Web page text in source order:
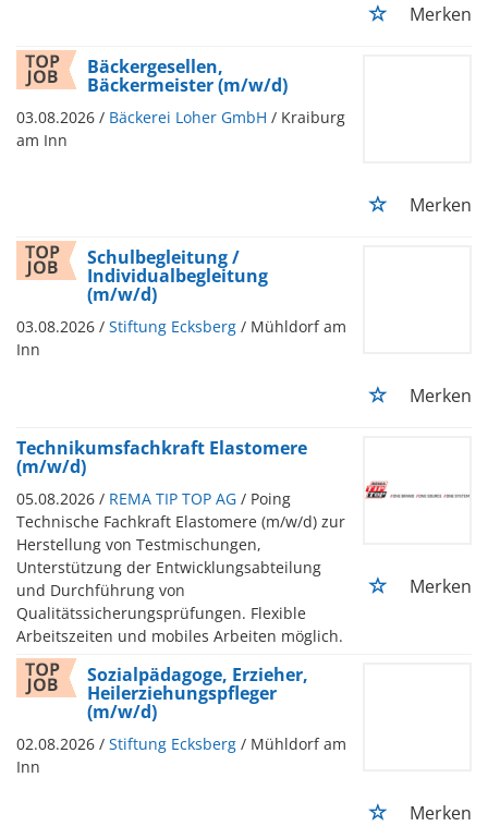
Merken
Bäckergesellen,
Bäckermeister (m/w/d)
03.08.2026 / Bäckerei Loher GmbH / Kraiburg
am Inn
Merken
Schulbegleitung /
Individualbegleitung
(m/w/d)
03.08.2026 / Stiftung Ecksberg / Mühldorf am
Inn
Merken
Technikumsfachkraft Elastomere
(m/w/d)
05.08.2026 / REMA TIP TOP AG / Poing
Technische Fachkraft Elastomere (m/w/d) zur
Herstellung von Testmischungen,
Unterstützung der Entwicklungsabteilung
und Durchführung von
Qualitätssicherungsprüfungen. Flexible
Arbeitszeiten und mobiles Arbeiten möglich.
Merken
Sozialpädagoge, Erzieher,
Heilerziehungspfleger
(m/w/d)
02.08.2026 / Stiftung Ecksberg / Mühldorf am
Inn
Merken